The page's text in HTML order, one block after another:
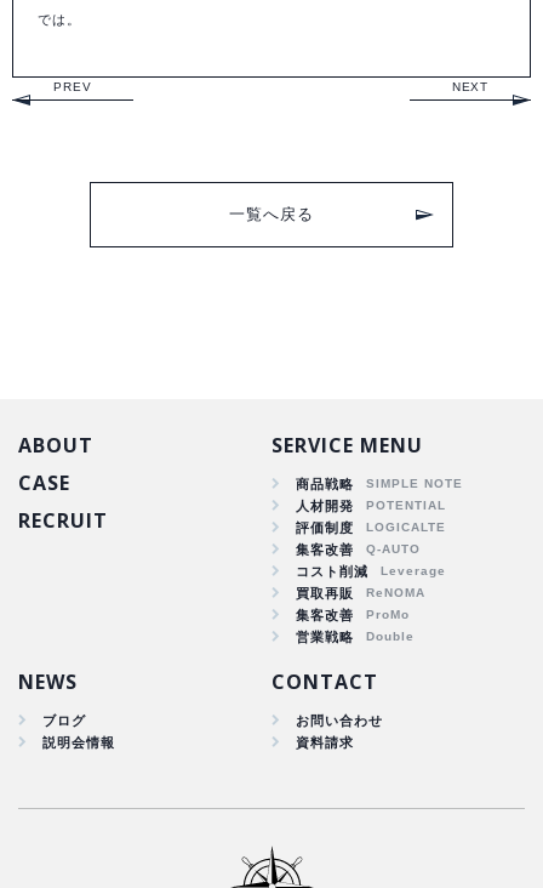
では。
PREV NEXT
一覧へ戻る
ABOUT
CASE
商品戦略
RECRUIT
SERVICE MENU
商品戦略
人材開発
評価制度
集客改善
コスト削減
買取再販
集客改善
営業戦略
NEWS
ブログ
説明会情報
CONTACT
お問い合わせ
資料請求